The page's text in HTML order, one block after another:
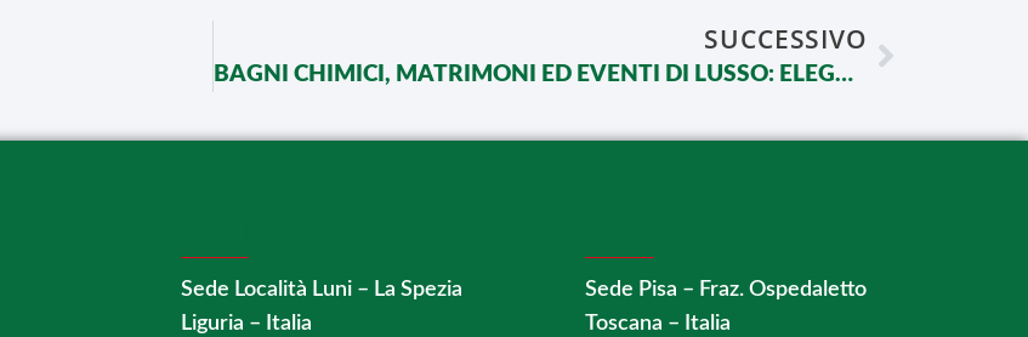
SUCCESSIVO
BAGNI CHIMICI, MATRIMONI ED EVENTI DI LUSSO: ELEGANZA IN OGNI DETTAGLIO
Sede Località Luni – La Spezia
Liguria – Italia
Sede Pisa – Fraz. Ospedaletto
Toscana – Italia